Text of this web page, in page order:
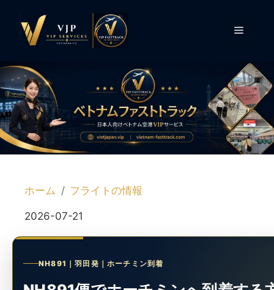
ツ
へ
ス
キ
ッ
プ
メ
ニ
ュ
ー
ホーム フライトの情報
2026-07-21
NH891｜羽田発｜ホーチミン到着